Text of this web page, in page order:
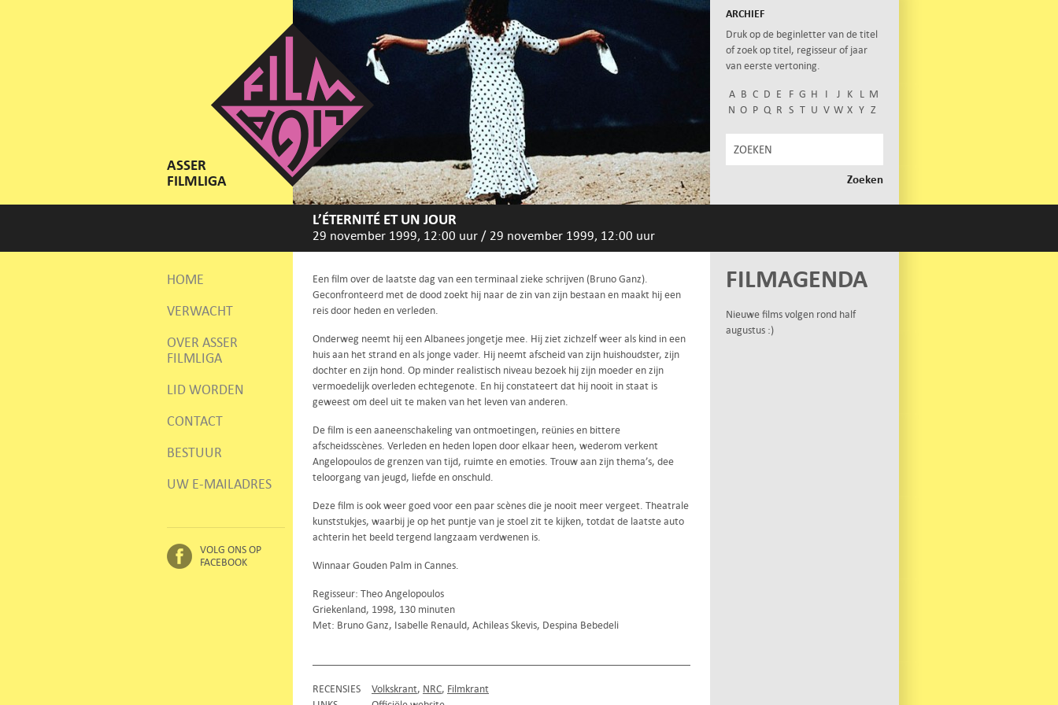
ASSER
FILMLIGA
ARCHIEF
Druk op de beginletter van de titel
of zoek op titel, regisseur of jaar
van eerste vertoning.
A B C D E F G H I J K L M
N O P Q R S T U V W X Y Z
L’ÉTERNITÉ ET UN JOUR
29 november 1999, 12:00 uur / 29 november 1999, 12:00 uur
HOME
VERWACHT
OVER ASSER
FILMLIGA
LID WORDEN
CONTACT
BESTUUR
UW E-MAILADRES
VOLG ONS OP
FACEBOOK
Een film over de laatste dag van een terminaal zieke schrijven (Bruno Ganz).
Geconfronteerd met de dood zoekt hij naar de zin van zijn bestaan en maakt hij een
reis door heden en verleden.
Onderweg neemt hij een Albanees jongetje mee. Hij ziet zichzelf weer als kind in een
huis aan het strand en als jonge vader. Hij neemt afscheid van zijn huishoudster, zijn
dochter en zijn hond. Op minder realistisch niveau bezoek hij zijn moeder en zijn
vermoedelijk overleden echtegenote. En hij constateert dat hij nooit in staat is
geweest om deel uit te maken van het leven van anderen.
De film is een aaneenschakeling van ontmoetingen, reünies en bittere
afscheidsscènes. Verleden en heden lopen door elkaar heen, wederom verkent
Angelopoulos de grenzen van tijd, ruimte en emoties. Trouw aan zijn thema’s, dee
teloorgang van jeugd, liefde en onschuld.
Deze film is ook weer goed voor een paar scènes die je nooit meer vergeet. Theatrale
kunststukjes, waarbij je op het puntje van je stoel zit te kijken, totdat de laatste auto
achterin het beeld tergend langzaam verdwenen is.
Winnaar Gouden Palm in Cannes.
Regisseur: Theo Angelopoulos
Griekenland, 1998, 130 minuten
Met: Bruno Ganz, Isabelle Renauld, Achileas Skevis, Despina Bebedeli
RECENSIES Volkskrant NRC Filmkrant
FILMAGENDA
Nieuwe films volgen rond half
augustus :)